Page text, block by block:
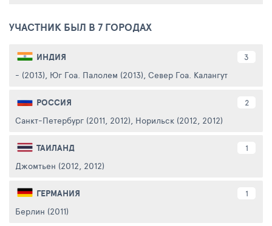
УЧАСТНИК БЫЛ В 7 ГОРОДАХ
ИНДИЯ 3
- (2013), Юг Гоа. Палолем (2013), Север Гоа. Калангут (2013,
РОССИЯ 2
Санкт-Петербург (2011, 2012), Норильск (2012, 2012)
ТАИЛАНД 1
Джомтьен (2012, 2012)
ГЕРМАНИЯ 1
Берлин (2011)